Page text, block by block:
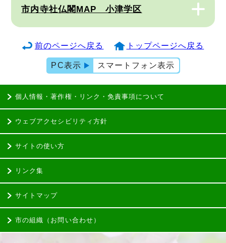
市内寺社仏閣MAP 小津学区
前のページへ戻る トップページへ戻る
PC表示 スマートフォン表示
個人情報・著作権・リンク・免責事項について
ウェブアクセシビリティ方針
サイトの使い方
リンク集
サイトマップ
市の組織（お問い合わせ）